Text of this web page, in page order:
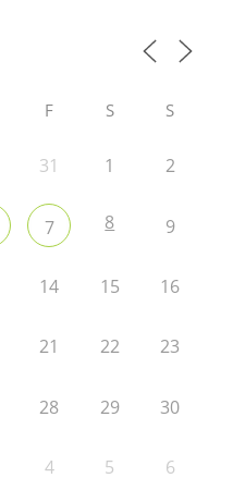
F S S
31 1 2
7 8 9
14 15 16
21 22 23
28 29 30
4 5 6